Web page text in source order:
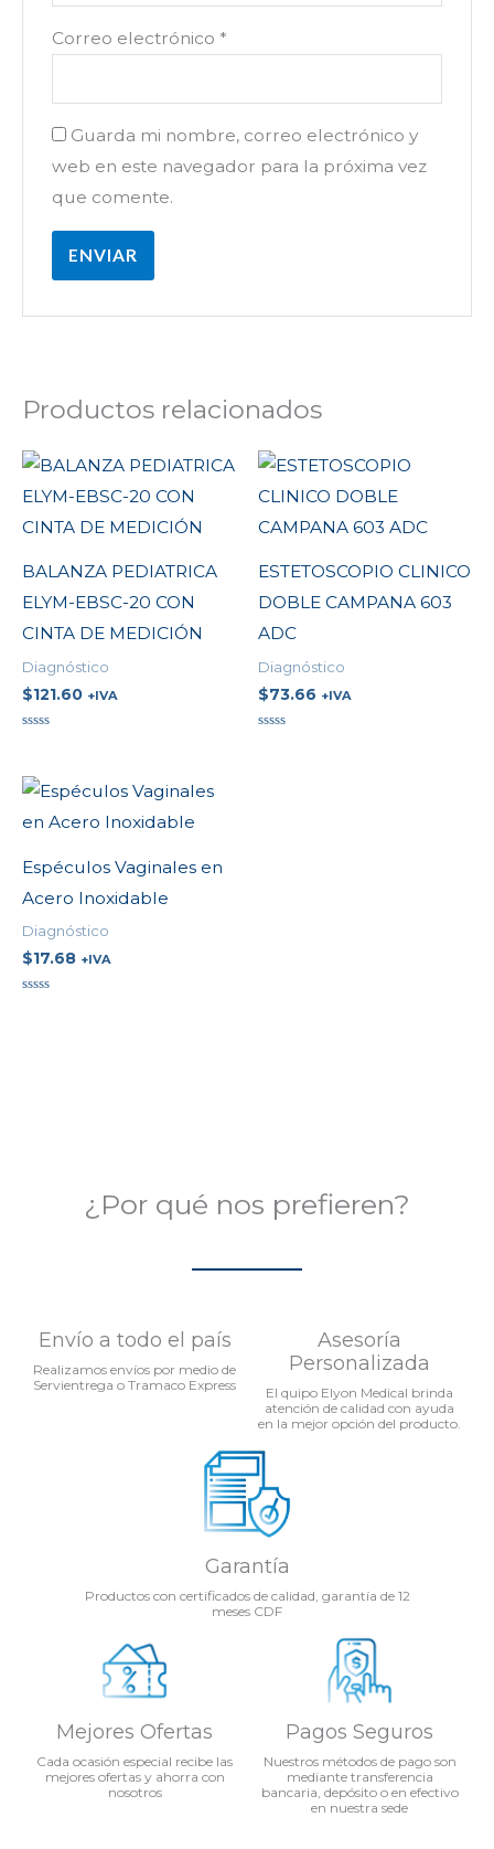
Correo electrónico *
Guarda mi nombre, correo electrónico y
web en este navegador para la próxima vez
que comente.
Productos relacionados
BALANZA PEDIATRICA
ELYM-EBSC-20 CON
CINTA DE MEDICIÓN
Diagnóstico
$121.60 +IVA
de
5
ESTETOSCOPIO CLINICO
DOBLE CAMPANA 603
ADC
Diagnóstico
$73.66 +IVA
Espéculos Vaginales en
Acero Inoxidable
Diagnóstico
$17.68 +IVA
¿Por qué nos prefieren?
Envío a todo el país
Realizamos envíos por medio de
Servientrega o Tramaco Express
Asesoría
Personalizada
El quipo Elyon Medical brinda
atención de calidad con ayuda
en la mejor opción del producto.
Garantía
Productos con certificados de calidad, garantía de 12
meses CDF
Mejores Ofertas
Cada ocasión especial recibe las
mejores ofertas y ahorra con
nosotros
Pagos Seguros
Nuestros métodos de pago son
mediante transferencia
bancaria, depósito o en efectivo
en nuestra sede